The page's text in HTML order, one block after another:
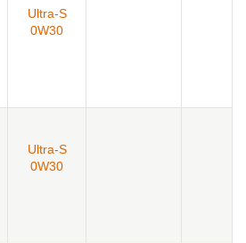
Ultra-S
0W30
Ultra-S
0W30